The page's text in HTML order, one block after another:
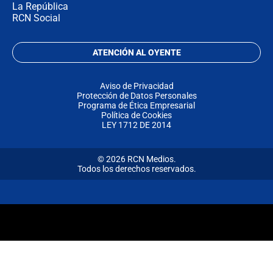
La República
RCN Social
ATENCIÓN AL OYENTE
Aviso de Privacidad
Protección de Datos Personales
Programa de Ética Empresarial
Política de Cookies
LEY 1712 DE 2014
© 2026 RCN Medios.
Todos los derechos reservados.